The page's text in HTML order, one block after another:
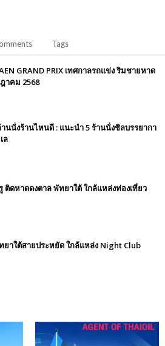
Tags
GRAND PRIX เทศกาลรถแข่ง ริมชายหาด
าคม 2568
านนั่งร้านไหนดี : แนะนำ 5 ร้านนั่งชิลบรรยากา
ล
ติดหาดดงตาล พัทยาใต้ ใกล้แหล่งท่องเที่ยว
ยาใต้สายประหยัด ใกล้แหล่ง Night Club